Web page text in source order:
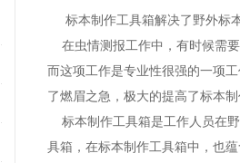
标本制作工具箱解决了野外标
在虫情测报工作中，有时候需要
而这项工作是专业性很强的一项
了燃眉之急，极大的提高了标本
标本制作工具箱是工作人员在
具箱，在标本制作工具箱中，也